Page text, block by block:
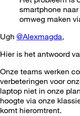
smartphone
omweg maken
Ugh @Alexmagda,
Hier is het antwoord
Onze teams werken
verbeteringen voor
laptop niet in onze
hoogte via onze
komt hieromtrent.